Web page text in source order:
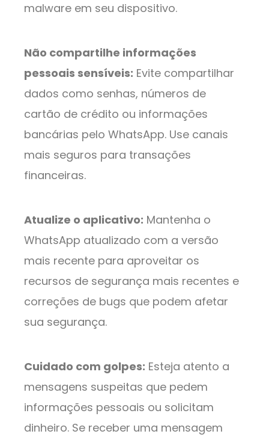
malware em seu dispositivo.
Não compartilhe informações
pessoais sensíveis: Evite compartilhar
dados como senhas, números de
cartão de crédito ou informações
bancárias pelo WhatsApp. Use canais
mais seguros para transações
financeiras.
Atualize o aplicativo: Mantenha o
WhatsApp atualizado com a versão
mais recente para aproveitar os
recursos de segurança mais recentes e
correções de bugs que podem afetar
sua segurança.
Cuidado com golpes: Esteja atento a
mensagens suspeitas que pedem
informações pessoais ou solicitam
dinheiro. Se receber uma mensagem